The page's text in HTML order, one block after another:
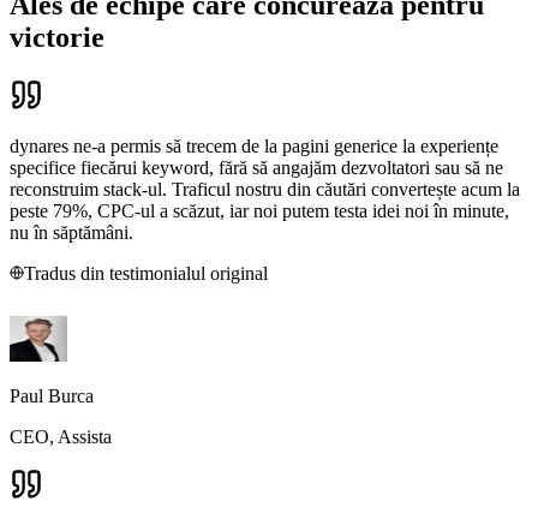
victorie
dynares ne-a permis să trecem de la pagini generice la experiențe
specifice fiecărui keyword, fără să angajăm dezvoltatori sau să ne
reconstruim stack-ul. Traficul nostru din căutări convertește acum la
peste 79%, CPC-ul a scăzut, iar noi putem testa idei noi în minute,
nu în săptămâni.
Tradus din testimonialul original
Paul Burca
CEO, Assista